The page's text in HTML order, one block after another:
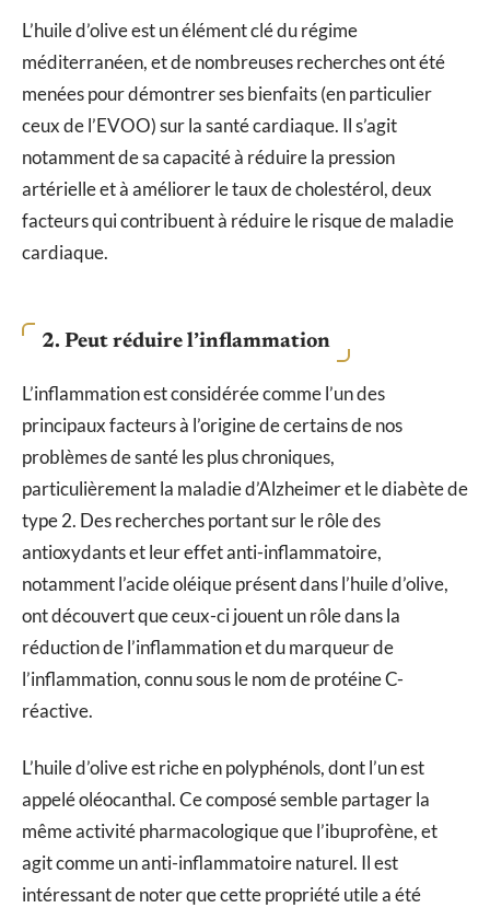
L’huile d’olive est un élément clé du régime
méditerranéen, et de nombreuses recherches ont été
menées pour démontrer ses bienfaits (en particulier
ceux de l’EVOO) sur la santé cardiaque. Il s’agit
notamment de sa capacité à réduire la pression
artérielle et à améliorer le taux de cholestérol, deux
facteurs qui contribuent à réduire le risque de maladie
cardiaque.
2. Peut réduire l’inflammation
L’inflammation est considérée comme l’un des
principaux facteurs à l’origine de certains de nos
problèmes de santé les plus chroniques,
particulièrement la maladie d’Alzheimer et le diabète de
type 2. Des recherches portant sur le rôle des
antioxydants et leur effet anti-inflammatoire,
notamment l’acide oléique présent dans l’huile d’olive,
ont découvert que ceux-ci jouent un rôle dans la
réduction de l’inflammation et du marqueur de
l’inflammation, connu sous le nom de protéine C-
réactive.
L’huile d’olive est riche en polyphénols, dont l’un est
appelé oléocanthal. Ce composé semble partager la
même activité pharmacologique que l’ibuprofène, et
agit comme un anti-inflammatoire naturel. Il est
intéressant de noter que cette propriété utile a été